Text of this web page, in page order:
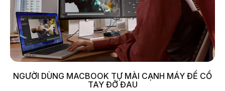
NGƯỜI DÙNG MACBOOK TỰ MÀI CẠNH MÁY ĐỂ CỔ
TAY ĐỠ ĐAU